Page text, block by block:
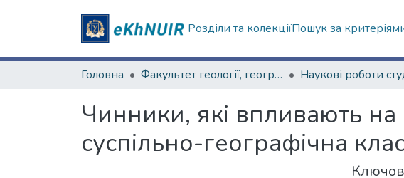
Розділи та колекціїПошук за
Головна Факультет геології, географіії, рекреації і туризму
Чинники, які впливають на
суспільно-географічна